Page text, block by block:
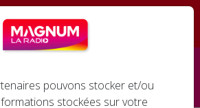
pouvons stocker et/ou
stockées sur votre